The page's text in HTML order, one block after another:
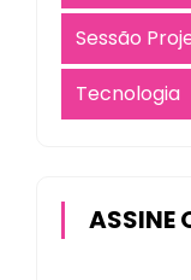
Sessão
Tecnologia
ASSINE